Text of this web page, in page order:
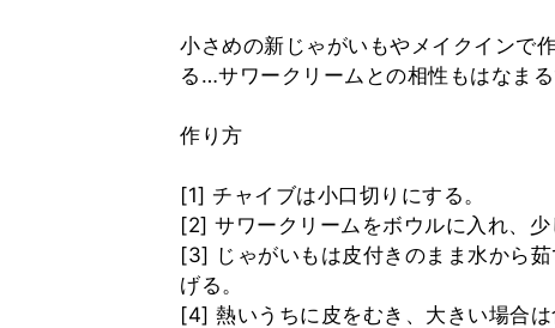
小さめの新じゃがいもやメイクインで
る…サワークリームとの相性もはなまる
作り方
[1] チャイブは小口切りにする。
[2] サワークリームをボウルに入れ、少
[3] じゃがいもは皮付きのまま水から
げる。
[4] 熱いうちに皮をむき、大きい場合は